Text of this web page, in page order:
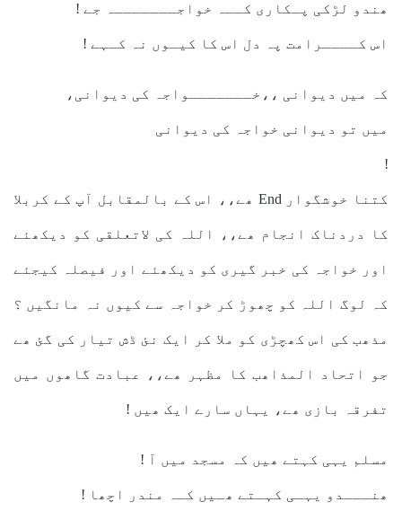
ھندو لڑکی پـکاری کــہ خواجـــــــہ جے !
اس کــــرامت پہ دل اس کا کیـوں نہ کـہے !
کہ میں دیوانی ،،خـــــــواجہ کی دیوانی،
میں تو دیوانی خواجہ کی دیوانی
!
کتنا خوشگوار End ھے،، اس کے بالمقابل آپ کے کربلا
کا دردناک انجام ھے،، اللہ کی لاتعلقی کو دیکھئے
اور خواجہ کی خبر گیری کو دیکھئے اور فیصلہ کیجئے
کہ لوگ اللہ کو چھوڑ کر خواجہ سے کیوں نہ مانگیں ؟
مذھب کی اس کھچڑی کو ملا کر ایک نئ ڈش تیار کی گئ ھے
جو اتحاد المذاھب کا مظہر ھے،، عبادت گاھوں میں
تفرقہ بازی ھے، یہاں سارے ایک ھیں !
مسلم یہی کہتے ھیں کہ مسجد میں آ !
ھنـــدو یہـی کہـتے ھـیں کـہ مندر اچھا !